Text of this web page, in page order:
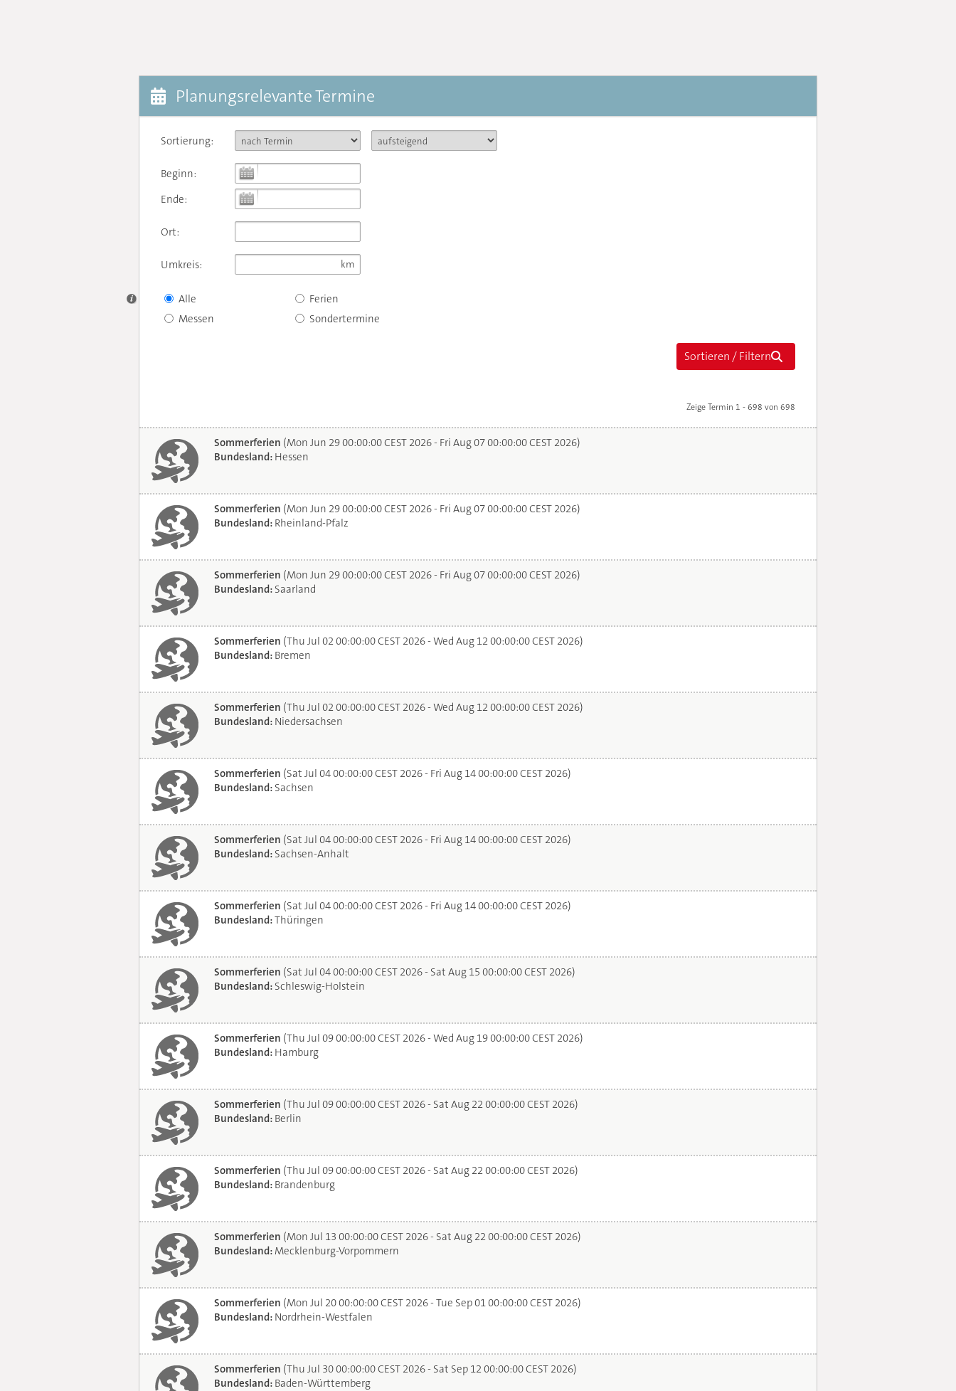
Planungsrelevante Termine
Sortierung:
Beginn:
Ende:
Ort:
Umkreis:
Alle
Messen
Ferien
Sondertermine
Zeige Termin 1 - 698 von 698
Sommerferien (Mon Jun 29 00:00:00 CEST 2026 - Fri Aug 07 00:00:00 CEST 2026)
Bundesland: Hessen
Sommerferien (Mon Jun 29 00:00:00 CEST 2026 - Fri Aug 07 00:00:00 CEST 2026)
Bundesland: Rheinland-Pfalz
Sommerferien (Mon Jun 29 00:00:00 CEST 2026 - Fri Aug 07 00:00:00 CEST 2026)
Bundesland: Saarland
Sommerferien (Thu Jul 02 00:00:00 CEST 2026 - Wed Aug 12 00:00:00 CEST 2026)
Bundesland: Bremen
Sommerferien (Thu Jul 02 00:00:00 CEST 2026 - Wed Aug 12 00:00:00 CEST 2026)
Bundesland: Niedersachsen
Sommerferien (Sat Jul 04 00:00:00 CEST 2026 - Fri Aug 14 00:00:00 CEST 2026)
Bundesland: Sachsen
Sommerferien (Sat Jul 04 00:00:00 CEST 2026 - Fri Aug 14 00:00:00 CEST 2026)
Bundesland: Sachsen-Anhalt
Sommerferien (Sat Jul 04 00:00:00 CEST 2026 - Fri Aug 14 00:00:00 CEST 2026)
Bundesland:Thüringen
Sommerferien (Sat Jul 04 00:00:00 CEST 2026 - Sat Aug 15 00:00:00 CEST 2026)
Bundesland: Schleswig-Holstein
Sommerferien (Thu Jul 09 00:00:00 CEST 2026 - Wed Aug 19 00:00:00 CEST 2026)
Bundesland: Hamburg
Sommerferien (Thu Jul 09 00:00:00 CEST 2026 - Sat Aug 22 00:00:00 CEST 2026)
Bundesland: Berlin
Sommerferien (Thu Jul 09 00:00:00 CEST 2026 - Sat Aug 22 00:00:00 CEST 2026)
Bundesland: Brandenburg
Sommerferien (Mon Jul 13 00:00:00 CEST 2026 - Sat Aug 22 00:00:00 CEST 2026)
Bundesland: Mecklenburg-Vorpommern
Sommerferien (Mon Jul 20 00:00:00 CEST 2026 - Tue Sep 01 00:00:00 CEST 2026)
Bundesland: Nordrhein-Westfalen
Sommerferien (Thu Jul 30 00:00:00 CEST 2026 - Sat Sep 12 00:00:00 CEST 2026)
Bundesland: Baden-Württemberg